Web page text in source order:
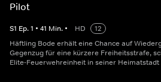
Pilot
S1 Ep.1 • 41 Min. • HD
12
Häftling Bode erhält eine Chance auf
Gegenzug für eine kürzere Freiheitsstrafe,
Elite-Feuerwehreinheit in seiner Heimatstadt